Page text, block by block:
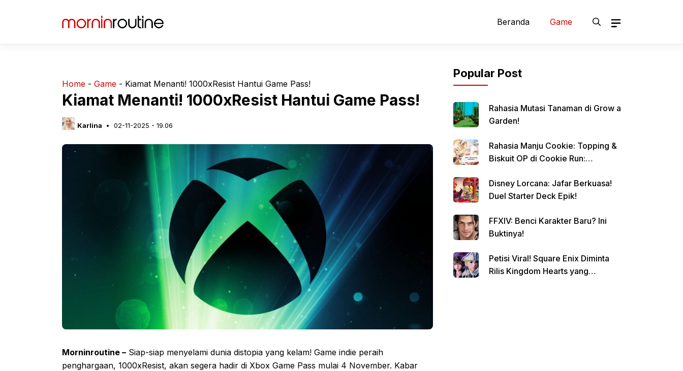
Beranda Game
Home - Game - Kiamat Menanti! 1000xResist Hantui Game Pass!
Kiamat Menanti! 1000xResist Hantui Game Pass!
Karlina 02-11-2025 - 19.06
Morninroutine – Siap-siap menyelami dunia distopia yang kelam! Game indie peraih
penghargaan, 1000xResist, akan segera hadir di Xbox Game Pass mulai 4 November. Kabar
Popular Post
Rahasia Mutasi Tanaman di Grow a
Garden!
Rahasia Manju Cookie: Topping &
Biskuit OP di Cookie Run:
Disney Lorcana: Jafar Berkuasa!
Duel Starter Deck Epik!
FFXIV: Benci Karakter Baru? Ini
Buktinya!
Petisi Viral! Square Enix Diminta
Rilis Kingdom Hearts yang